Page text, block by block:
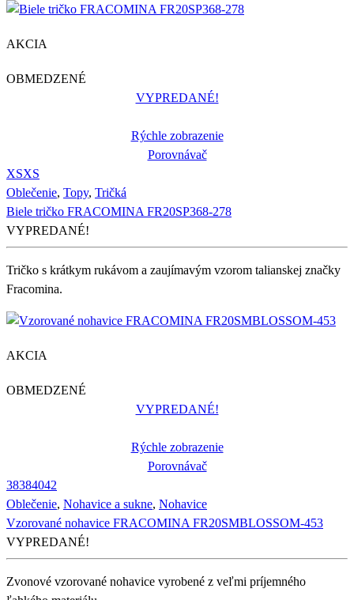
AKCIA
OBMEDZENÉ
VYPREDANÉ!
Rýchle zobrazenie
Porovnávač
XSXS
Oblečenie, Topy, Tričká
Biele tričko FRACOMINA FR20SP368-278
VYPREDANÉ!
Tričko s krátkym rukávom a zaujímavým vzorom talianskej značky
Fracomina.
AKCIA
OBMEDZENÉ
VYPREDANÉ!
Rýchle zobrazenie
Porovnávač
38384042
Oblečenie, Nohavice a sukne, Nohavice
Vzorované nohavice FRACOMINA FR20SMBLOSSOM-453
VYPREDANÉ!
Zvonové vzorované nohavice vyrobené z veľmi príjemného